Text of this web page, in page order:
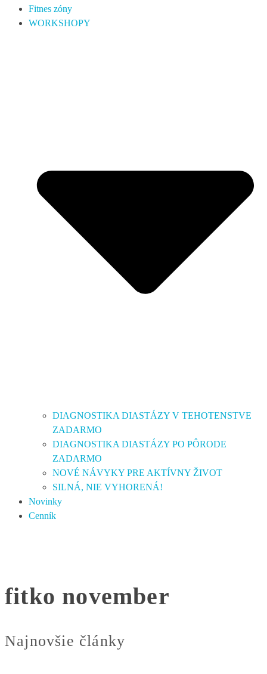
Fitnes zóny
WORKSHOPY
DIAGNOSTIKA DIASTÁZY V TEHOTENSTVE
ZADARMO
DIAGNOSTIKA DIASTÁZY PO PÔRODE
ZADARMO
NOVÉ NÁVYKY PRE AKTÍVNY ŽIVOT
SILNÁ, NIE VYHORENÁ!
Novinky
Cenník
fitko november
Najnovšie články